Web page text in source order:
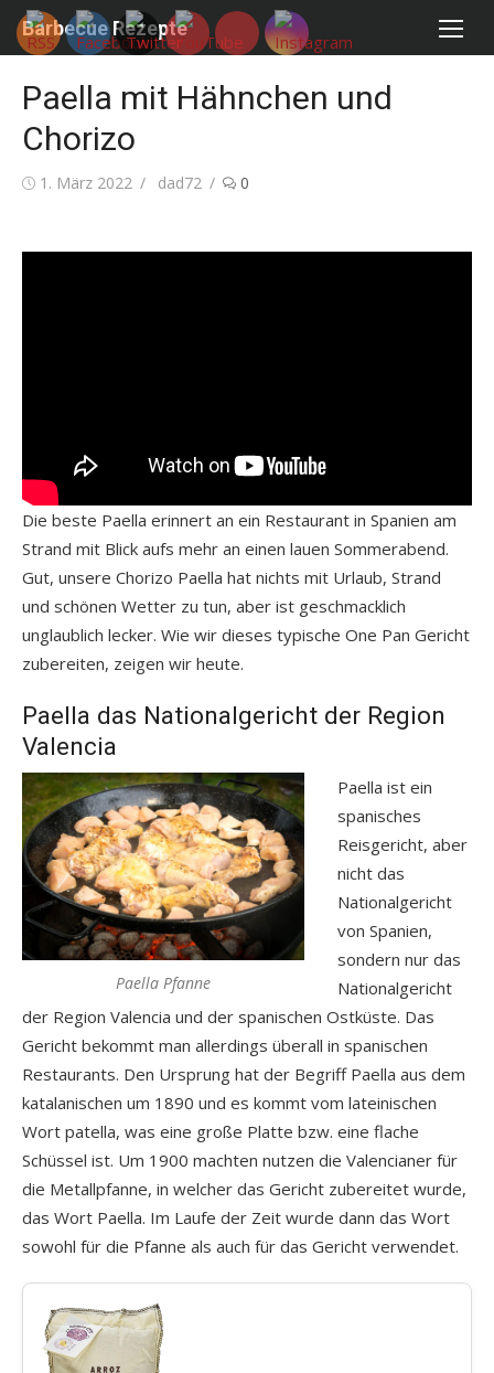
Skip
Barbecue Rezepte
Paella mit Hähnchen und
Chorizo
Posted
1. März 2022 Author
dad72 0
Die beste Paella erinnert an ein Restaurant in Spanien am
Strand mit Blick aufs mehr an einen lauen Sommerabend.
Gut, unsere Chorizo Paella hat nichts mit Urlaub, Strand
und schönen Wetter zu tun, aber ist geschmacklich
unglaublich lecker. Wie wir dieses typische One Pan Gericht
zubereiten, zeigen wir heute.
Paella das Nationalgericht der Region
Valencia
Paella Pfanne
Paella ist ein
spanisches
Reisgericht, aber
nicht das
Nationalgericht
von Spanien,
sondern nur das
Nationalgericht
der Region Valencia und der spanischen Ostküste. Das
Gericht bekommt man allerdings überall in spanischen
Restaurants. Den Ursprung hat der Begriff Paella aus dem
katalanischen um 1890 und es kommt vom lateinischen
Wort patella, was eine große Platte bzw. eine flache
Schüssel ist. Um 1900 machten nutzen die Valencianer für
die Metallpfanne, in welcher das Gericht zubereitet wurde,
das Wort Paella. Im Laufe der Zeit wurde dann das Wort
sowohl für die Pfanne als auch für das Gericht verwendet.